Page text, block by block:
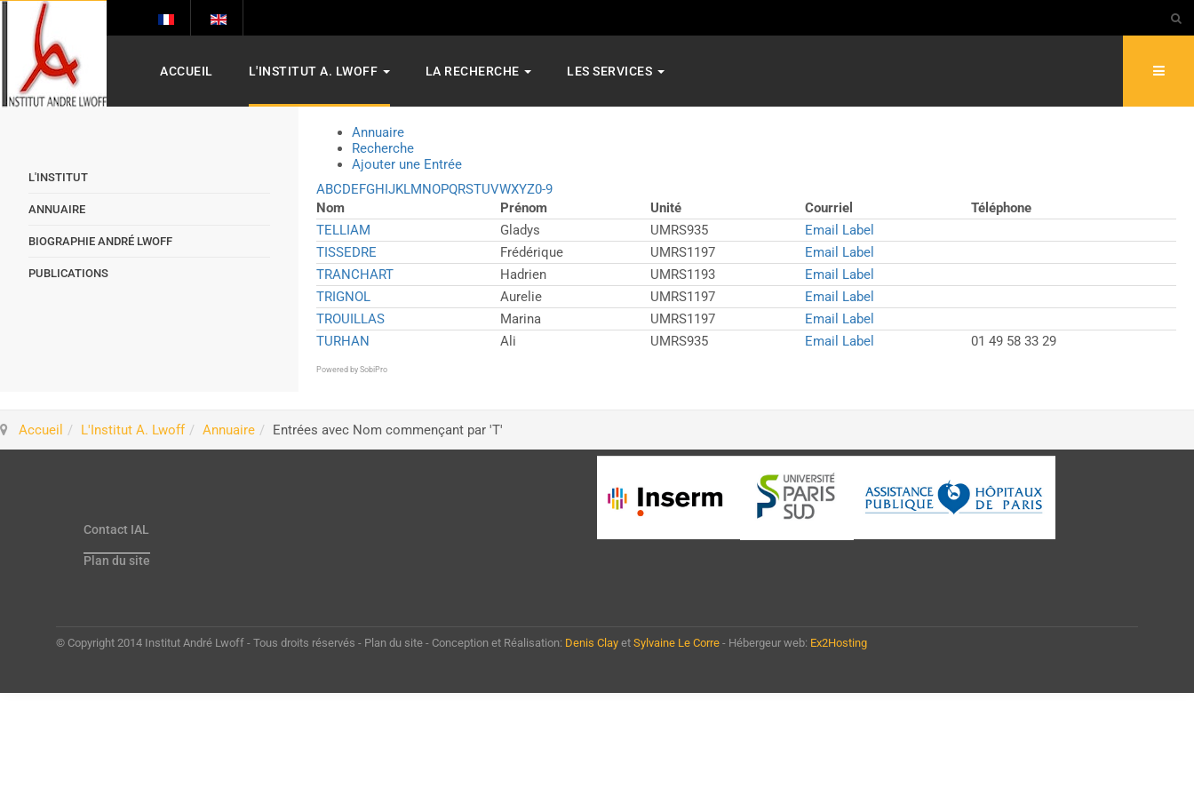
ACCUEIL L'INSTITUT A. LWOFF LA RECHERCHE LES SERVICES
Annuaire
Recherche
Ajouter une Entrée
ABCDEFGHIJKLMNOPQRSTUVWXYZ0-9
Nom
Prénom Unité Courriel
Téléphone
TELLIAM
Gladys UMRS935
Email Label
TISSEDRE
Frédérique UMRS1197
Email Label
TRANCHART
Hadrien UMRS1193
Email Label
TRIGNOL
Aurelie UMRS1197
Email Label
TROUILLAS
Marina UMRS1197
Email Label
TURHAN
Ali UMRS935 Email Label 01 49 58 33 29
Powered by SobiPro
L'INSTITUT
ANNUAIRE
BIOGRAPHIE ANDRÉ LWOFF
PUBLICATIONS
Accueil L'Institut A. Lwoff Annuaire Entrées avec Nom commençant par 'T'
Contact IAL
Plan du site
© Copyright 2014 Institut André Lwoff - Tous droits réservés - Plan du site - Conception et Réalisation: Denis Clay etSylvaine Le Corre - Hébergeur web: Ex2Hosting